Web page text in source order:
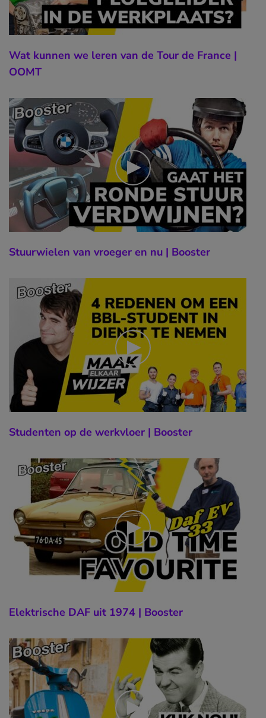
Wat kunnen we leren van de Tour de France |
OOMT
Stuurwielen van vroeger en nu | Booster
Studenten op de werkvloer | Booster
Elektrische DAF uit 1974 | Booster